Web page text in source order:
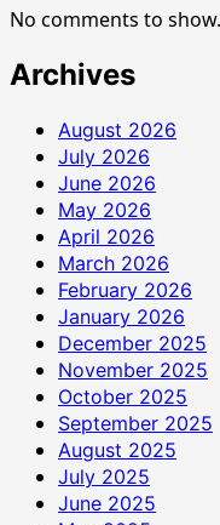
No comments to show.
Archives
August 2026
July 2026
June 2026
May 2026
April 2026
March 2026
February 2026
January 2026
December 2025
November 2025
October 2025
September 2025
August 2025
July 2025
June 2025